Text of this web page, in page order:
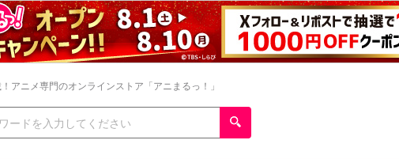
アニメ専門のオンラインストア「アニまるっ！」